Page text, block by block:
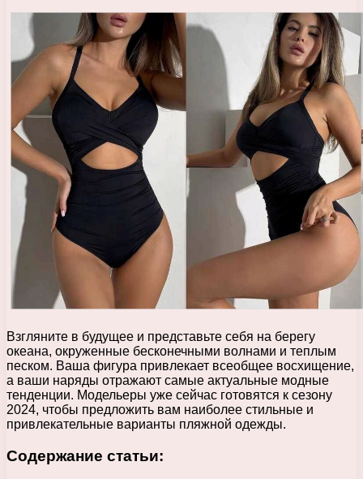
Взгляните в будущее и представьте себя на берегу
океана, окруженные бесконечными волнами и теплым
песком. Ваша фигура привлекает всеобщее восхищение,
а ваши наряды отражают самые актуальные модные
тенденции. Модельеры уже сейчас готовятся к сезону
2024, чтобы предложить вам наиболее стильные и
привлекательные варианты пляжной одежды.
Содержание статьи: